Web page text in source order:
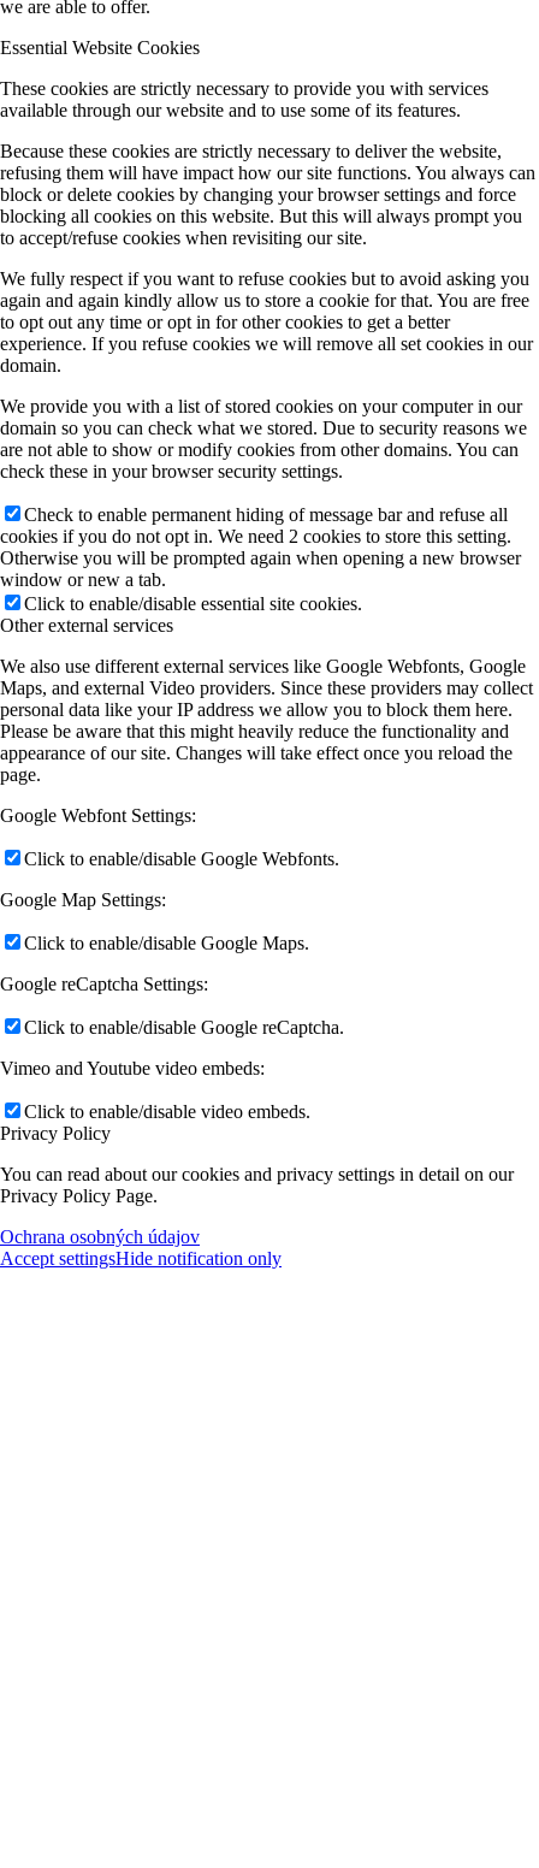
we are able to offer.
Essential Website Cookies
These cookies are strictly necessary to provide you with services
available through our website and to use some of its features.
Because these cookies are strictly necessary to deliver the website,
refusing them will have impact how our site functions. You always can
block or delete cookies by changing your browser settings and force
blocking all cookies on this website. But this will always prompt you
to accept/refuse cookies when revisiting our site.
We fully respect if you want to refuse cookies but to avoid asking you
again and again kindly allow us to store a cookie for that. You are free
to opt out any time or opt in for other cookies to get a better
experience. If you refuse cookies we will remove all set cookies in our
domain.
We provide you with a list of stored cookies on your computer in our
domain so you can check what we stored. Due to security reasons we
are not able to show or modify cookies from other domains. You can
check these in your browser security settings.
Check to enable permanent hiding of message bar and refuse all
cookies if you do not opt in. We need 2 cookies to store this setting.
Otherwise you will be prompted again when opening a new browser
window or new a tab.
Click to enable/disable essential site cookies.
Other external services
We also use different external services like Google Webfonts, Google
Maps, and external Video providers. Since these providers may collect
personal data like your IP address we allow you to block them here.
Please be aware that this might heavily reduce the functionality and
appearance of our site. Changes will take effect once you reload the
page.
Google Webfont Settings:
Click to enable/disable Google Webfonts.
Google Map Settings:
Click to enable/disable Google Maps.
Google reCaptcha Settings:
Click to enable/disable Google reCaptcha.
Vimeo and Youtube video embeds:
Click to enable/disable video embeds.
Privacy Policy
You can read about our cookies and privacy settings in detail on our
Privacy Policy Page.
Ochrana osobných údajov
Accept settingsHide notification only